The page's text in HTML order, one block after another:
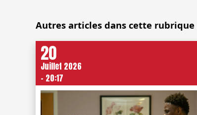
Autres articles dans cette rubrique
20
Juillet 2026
- 20:17